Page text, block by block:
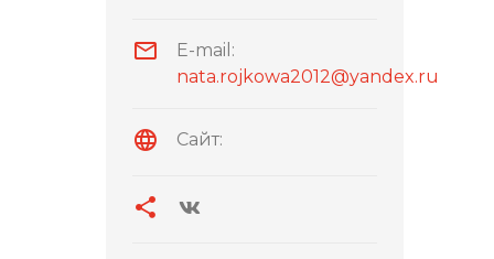
E-mail:
nata.rojkowa2012@yandex.ru
Сайт: